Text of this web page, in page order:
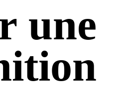
une